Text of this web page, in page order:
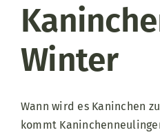
Winter
Wann wird es Kaninchen
kommt